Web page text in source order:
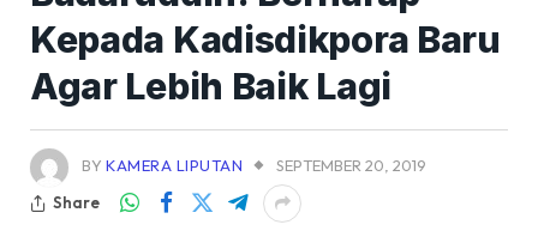
Kepada Kadisdikpora Baru
Agar Lebih Baik Lagi
BY KAMERA LIPUTAN
SEPTEMBER 20, 2019
Share